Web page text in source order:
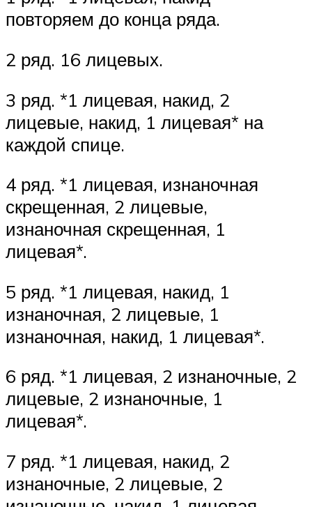
повторяем до конца ряда.
2 ряд. 16 лицевых.
3 ряд. *1 лицевая, накид, 2
лицевые, накид, 1 лицевая* на
каждой спице.
4 ряд. *1 лицевая, изнаночная
скрещенная, 2 лицевые,
изнаночная скрещенная, 1
лицевая*.
5 ряд. *1 лицевая, накид, 1
изнаночная, 2 лицевые, 1
изнаночная, накид, 1 лицевая*.
6 ряд. *1 лицевая, 2 изнаночные, 2
лицевые, 2 изнаночные, 1
лицевая*.
7 ряд. *1 лицевая, накид, 2
изнаночные, 2 лицевые, 2